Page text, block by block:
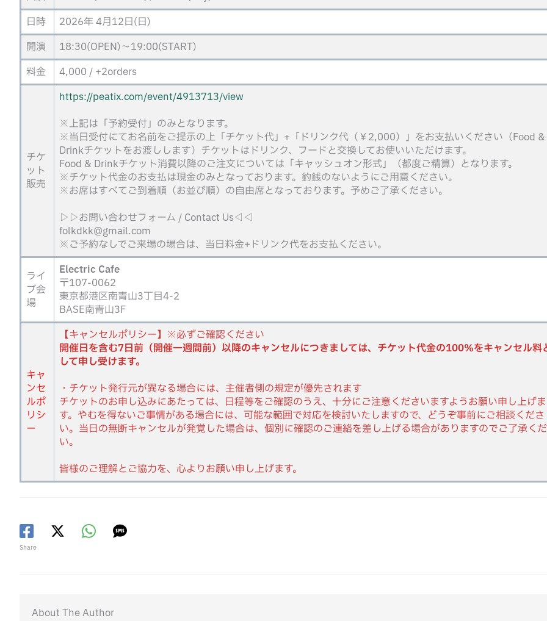
日時
2026年 4月12日(日)
開演
18:30(OPEN)～19:00(START)
料金
4,000 / +2orders
チケ
ット
販売
https://peatix.com/event/4913713/view
※上記は「予約受付」のみとなります。
※当日受付にてお名前をご提示の上「チケット代」+「ドリンク代（￥2,000）」をお支払いください（Food &
Drinkチケットをお渡しします）チケットはドリンク、フードと交換してお使いいただけます。
Food & Drinkチケット消費以降のご注文については「キャッシュオン形式」（都度ご精算）となります。
※チケット代金のお支払は現金のみとなっております。釣銭のないようにご用意ください。
※お席はすべてご到着順（お並び順）の自由席となっております。予めご了承ください。
▷▷お問い合わせフォーム / Contact Us◁◁
folkdkk@gmail.com
※ご予約なしでご来場の場合は、当日料金+ドリンク代をお支払ください。
ライ
ブ会
場
Electric Cafe
〒107-0062
東京都港区南青山3丁目4-2
BASE南青山3F
キャ
ンセ
ルポ
リシ
ー
【キャンセルポリシー】※必ずご確認ください
開催日を含む7日前（開催一週間前）以降のキャンセルにつきましては、チケット代金の100％をキャンセル料
して申し受けます。
・チケット発行元が異なる場合には、主催者側の規定が優先されます
チケットのお申し込みにあたっては、日程等をご確認のうえ、十分にご注意くださいますようお願い申し上げま
す。やむを得ないご事情がある場合には、可能な範囲で対応を検討いたしますので、どうぞ事前にご相談くださ
い。当日の無断キャンセルが発覚した場合は、個別に確認のご連絡を差し上げる場合がありますのでご了承く
い。
皆様のご理解とご協力を、心よりお願い申し上げます。
Share
About The Author